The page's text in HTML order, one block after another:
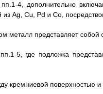
4, дополнительно
Ag, Cu, Pd и Со,
металл представляет собой
5, где подложка
кремниевой поверхностью и